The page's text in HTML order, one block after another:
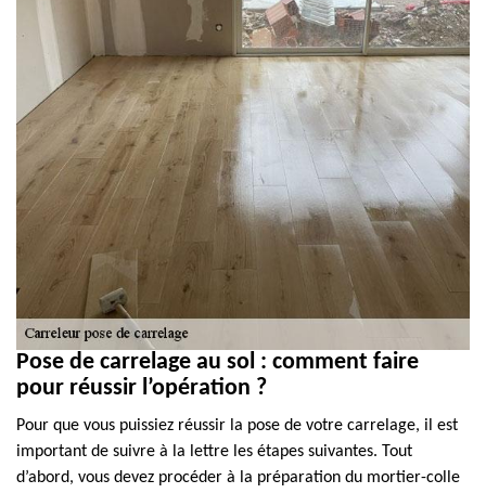
Pose de carrelage au sol : comment faire
pour réussir l’opération ?
Pour que vous puissiez réussir la pose de votre carrelage, il est
important de suivre à la lettre les étapes suivantes. Tout
d’abord, vous devez procéder à la préparation du mortier-colle